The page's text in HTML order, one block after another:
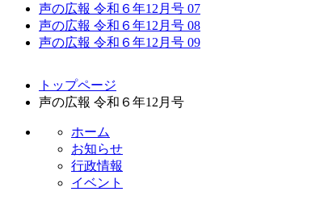
声の広報 令和６年12月号 07
声の広報 令和６年12月号 08
声の広報 令和６年12月号 09
トップページ
声の広報 令和６年12月号
ホーム
お知らせ
行政情報
イベント